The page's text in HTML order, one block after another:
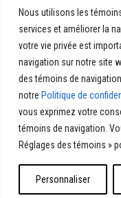
Nous utilisons les
services et améliorer la
votre vie privée est
navigation sur notre site
des témoins de
notre Politique de
vous exprimez votre
témoins de navigation.
Réglages des témoins »
Personnaliser
Direction artistique,
Studio
Musique : Jean St-
Gagnant d'un prix
télé et génériques
En nomination aux Prix